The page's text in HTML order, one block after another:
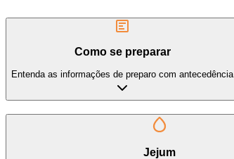
Como se preparar
Entenda as informações de preparo com antecedência
Jejum